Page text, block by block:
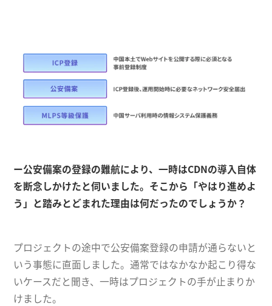
ー公安備案の登録の難航により、一時はCDNの導入自体
を断念しかけたと伺いました。そこから「やはり進めよ
う」と踏みとどまれた理由は何だったのでしょうか？
プロジェクトの途中で公安備案登録の申請が通らないと
いう事態に直面しました。通常ではなかなか起こり得な
いケースだと聞き、一時はプロジェクトの手が止まりか
けました。